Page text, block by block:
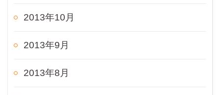
2013年10月
2013年9月
2013年8月